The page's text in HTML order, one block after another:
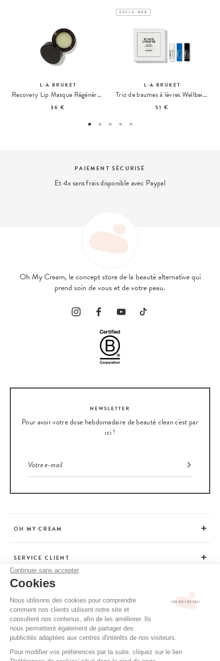
Continuer sans accepter
Cookies
Nous utilisons des cookies pour comprendre
comment nos clients utilisent notre site et
consultent nos contenus, afin de les améliorer. Ils
nous permettent également de partager des
publicités adaptées aux centres d'intérêts de nos visiteurs.
Pour modifier vos préférences par la suite, cliquez sur le lien
L:A BRUKET
Recovery Lip Masque Régénérant Lèvres 271
36 €
EXCLU WEB
L:A BRUKET
Trio de baumes à lèvres Wellbeing
51 €
Nous répondons à vos
Oh My Cream, le concept store de la beauté alternative qui
prend soin de vous et de votre peau.
NEWSLETTER
Pour avoir votre dose hebdomadaire de beauté clean c'est par
ici !
OH MY CREAM
SERVICE CLIENT
CONSEILS
CGV / CGU
MENTIONS LÉGALES
POLITIQUE DE CONFIDENTIALITÉ